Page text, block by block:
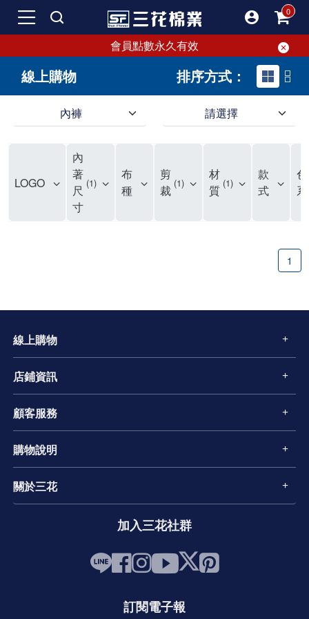
會員點數永久有效
線上購物 排序方式：
內褲 請選擇
LOGO
內
著
尺
寸
1
布
種
剪
裁 1
材
質 1
款
式
色
系
1
線上購物
店鋪資訊
顧客服務
購物說明
關於三花
加入三花社群
訂閱電子報